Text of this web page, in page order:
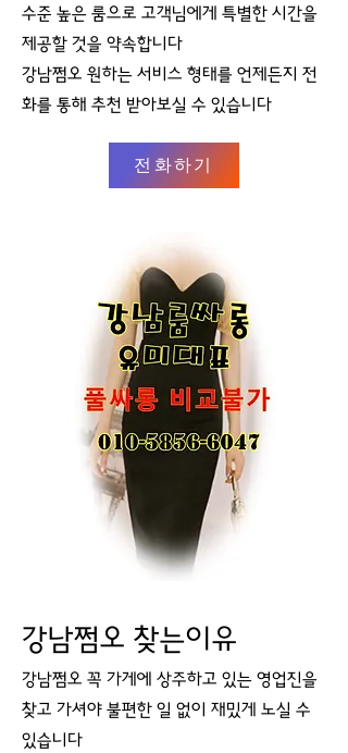
수준 높은 룸으로 고객님에게 특별한 시간을
제공할 것을 약속합니다
강남쩜오 원하는 서비스 형태를 언제든지 전
화를 통해 추천 받아보실 수 있습니다
전화하기
강남쩜오 찾는이유
강남쩜오 꼭 가게에 상주하고 있는 영업진을
찾고 가셔야 불편한 일 없이 재밌게 노실 수
있습니다